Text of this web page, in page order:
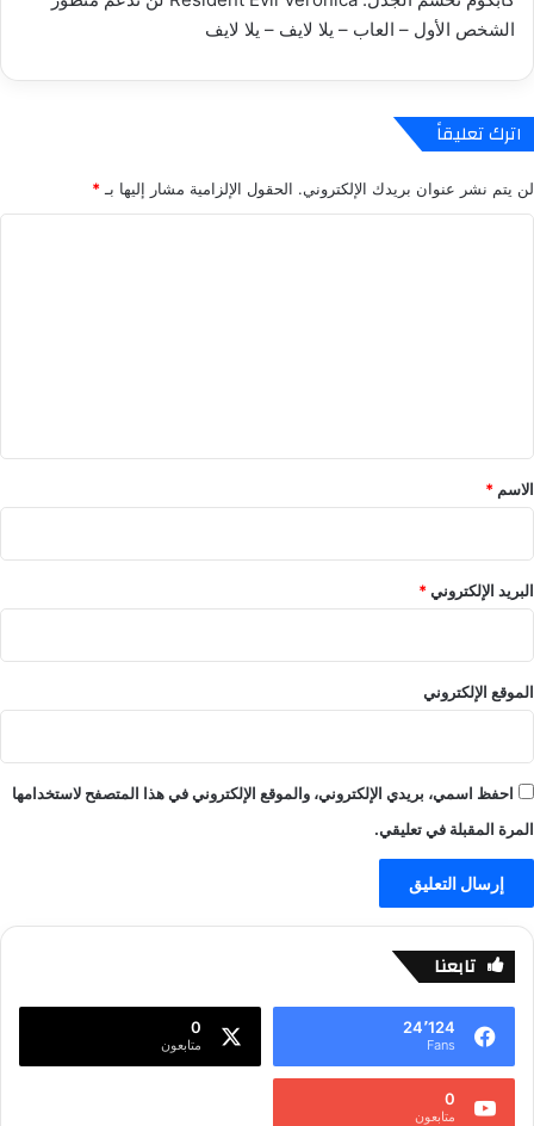
الشخص الأول – العاب – يلا لايف – يلا لايف
اترك تعليقاً
لن يتم نشر عنوان بريدك الإلكتروني. الحقول الإلزامية مشار إليها بـ *
*
الاسم *
البريد الإلكتروني*
الموقع الإلكتروني
احفظ اسمي، بريدي الإلكتروني، والموقع الإلكتروني في هذا المتصفح لاستخدامها
المرة المقبلة في تعليقي.
تابعنا
24٬124
Fans
0
متابعون
0
متابعون